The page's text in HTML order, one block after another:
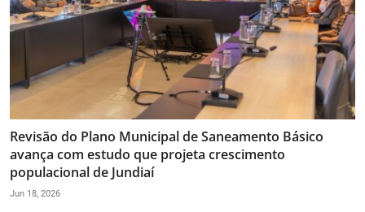
Revisão do Plano Municipal de Saneamento Básico
avança com estudo que projeta crescimento
populacional de Jundiaí
Jun 18, 2026